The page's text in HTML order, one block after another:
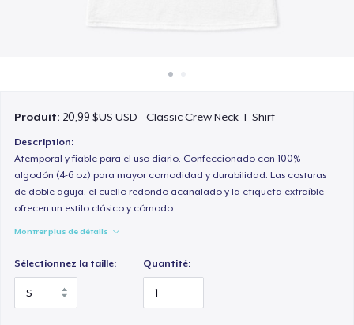
Produit: 20,99 $US USD - Classic Crew Neck T-Shirt
Description:
Atemporal y fiable para el uso diario. Confeccionado con 100%
algodón (4-6 oz) para mayor comodidad y durabilidad. Las costuras
de doble aguja, el cuello redondo acanalado y la etiqueta extraíble
ofrecen un estilo clásico y cómodo.
Montrer plus de détails
Sélectionnez la taille: Quantité: